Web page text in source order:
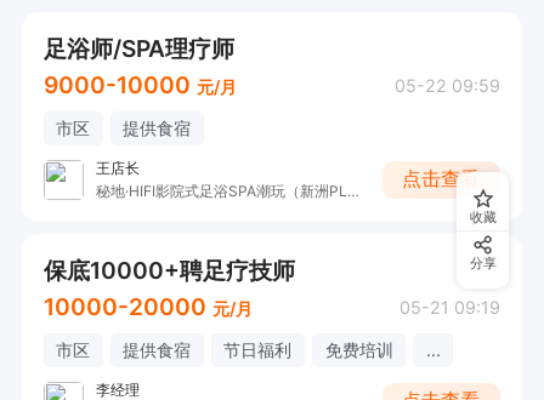
足浴师/SPA理疗师
9000-10000 元/月 05-22 09:59
市区 提供食宿
王店长
秘地·HIFI影院式足浴SPA潮玩（新洲PLUS店）
点击查看
保底10000+聘足疗技师
10000-20000 元/月 05-21 09:19
市区 提供食宿 节日福利 免费培训 ...
李经理
收藏
分享